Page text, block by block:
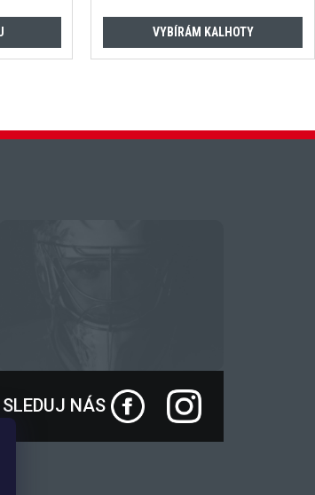
VYBÍRÁM KALHOTY
SLEDUJ NÁS